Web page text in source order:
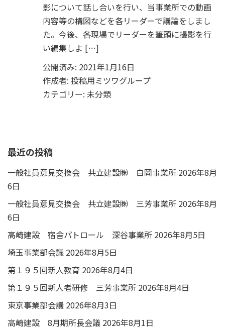
影について話し合いを行い、当事業所での動画
内容等の構図などを各リーダーで議論をしまし
た。今後、各現場でリーダーを筆頭に撮影を行
い編集しよ […]
公開済み: 2021年1月16日
作成者: 投稿用ミツワグループ
カテゴリー: 未分類
最近の投稿
一般社員意見交換会 共立建設㈱ 白岡事業所 2026年8月
6日
一般社員意見交換会 共立建設㈱ 三芳事業所 2026年8月
6日
高崎建設 宿舎パトロール 深谷事業所 2026年8月5日
埼玉事業部会議 2026年8月5日
第１９５回新人教育 2026年8月4日
第１９５回新人者研修 三芳事業所 2026年8月4日
東京事業部会議 2026年8月3日
高崎建設 8月期所長会議 2026年8月1日